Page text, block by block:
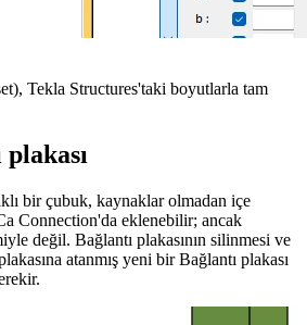
Tekla Structures'taki boyutlarla tam
bir çubuk, kaynaklar olmadan içe
Connection'da eklenebilir; ancak
değil. Bağlantı plakasının silinmesi ve
atanmış yeni bir Bağlantı plakası